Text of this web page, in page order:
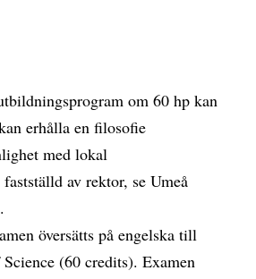
om 60 hp kan
erhålla en filosofie
med lokal
av rektor, se Umeå
översätts på engelska till
(60 credits). Examen